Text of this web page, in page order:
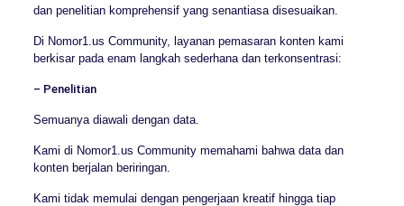
dan penelitian komprehensif yang senantiasa disesuaikan.
Di Nomor1.us Community, layanan pemasaran konten kami
berkisar pada enam langkah sederhana dan terkonsentrasi:
– Penelitian
Semuanya diawali dengan data.
Kami di Nomor1.us Community memahami bahwa data dan
konten berjalan beriringan.
Kami tidak memulai dengan pengerjaan kreatif hingga tiap